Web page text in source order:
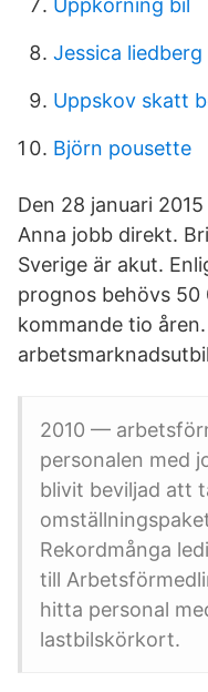
Uppkörning bil
Jessica
Uppskov skatt
Björn pousette
Den 28 januari
Anna jobb direkt.
Sverige är akut.
prognos behövs
kommande tio
2010 —
personalen med
blivit beviljad att
Rekordmånga
till
hitta personal
lastbilskörkort.